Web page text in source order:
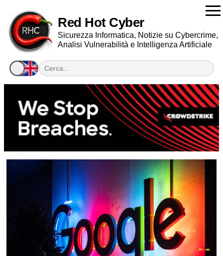
Red Hot Cyber
Sicurezza Informatica, Notizie su Cybercrime,
Analisi Vulnerabilità e Intelligenza Artificiale